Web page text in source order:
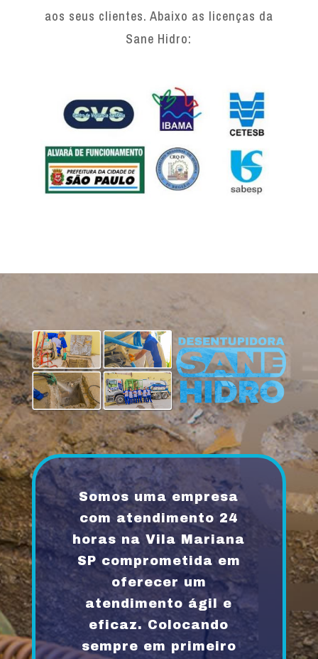
aos seus clientes. Abaixo as licenças da
Sane Hidro:
Somos uma empresa
com atendimento 24
horas na Vila Mariana
SP comprometida em
oferecer um
atendimento ágil e
eficaz. Colocando
sempre em primeiro